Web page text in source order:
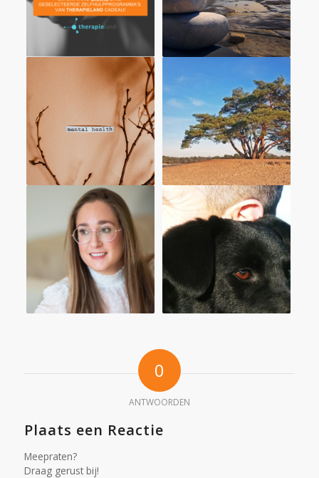
0
ANTWOORDEN
Plaats een Reactie
Meepraten?
Draag gerust bij!